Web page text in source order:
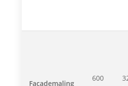
Facademaling
600